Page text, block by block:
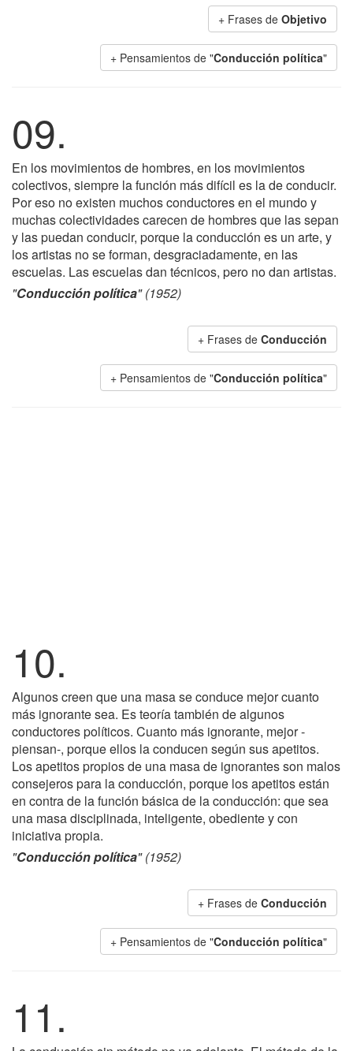
+ Frases de Objetivo
+ Pensamientos de "Conducción política"
09.
En los movimientos de hombres, en los movimientos
colectivos, siempre la función más difícil es la de conducir.
Por eso no existen muchos conductores en el mundo y
muchas colectividades carecen de hombres que las sepan
y las puedan conducir, porque la conducción es un arte, y
los artistas no se forman, desgraciadamente, en las
escuelas. Las escuelas dan técnicos, pero no dan artistas.
"Conducción política" (1952)
+ Frases de Conducción
+ Pensamientos de "Conducción política"
10.
Algunos creen que una masa se conduce mejor cuanto
más ignorante sea. Es teoría también de algunos
conductores políticos. Cuanto más ignorante, mejor -
piensan-, porque ellos la conducen según sus apetitos.
Los apetitos propios de una masa de ignorantes son malos
consejeros para la conducción, porque los apetitos están
en contra de la función básica de la conducción: que sea
una masa disciplinada, inteligente, obediente y con
iniciativa propia.
"Conducción política" (1952)
+ Frases de Conducción
+ Pensamientos de "Conducción política"
11.